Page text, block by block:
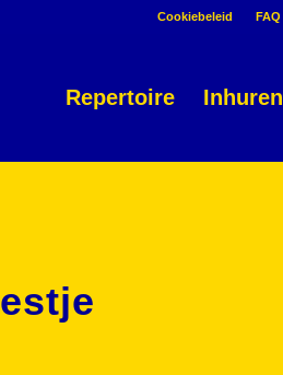
Cookiebeleid FAQ
Repertoire Inhuren